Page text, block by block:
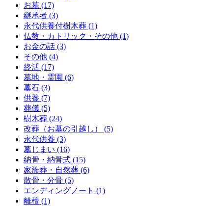
お墓 (17)
継承者 (3)
永代供養付樹木葬 (1)
仏教・カトリック・その他 (1)
お金の話 (3)
その他 (4)
終活 (17)
墓地・霊園 (6)
墓石 (3)
供養 (7)
葬儀 (5)
樹木葬 (24)
改葬（お墓の引越し） (5)
永代供養 (3)
墓じまい (16)
納骨・納骨式 (15)
家族葬・自然葬 (6)
散骨・分骨 (5)
エンディングノート (1)
離檀 (1)